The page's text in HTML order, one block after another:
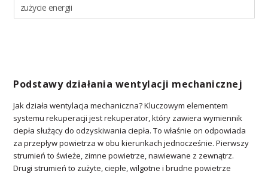
zużycie energii
Podstawy działania wentylacji mechanicznej
Jak działa wentylacja mechaniczna? Kluczowym elementem
systemu rekuperacji jest rekuperator, który zawiera wymiennik
ciepła służący do odzyskiwania ciepła. To właśnie on odpowiada
za przepływ powietrza w obu kierunkach jednocześnie. Pierwszy
strumień to świeże, zimne powietrze, nawiewane z zewnątrz.
Drugi strumień to zużyte, ciepłe, wilgotne i brudne powietrze